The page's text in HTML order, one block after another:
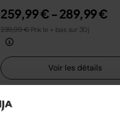
259,99 € - 289,99 €
239,99 €Prix le + bas sur 30j
Voir les détails